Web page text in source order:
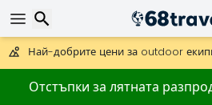
Получете безплатна доставка при
Предлага се и DHL Express за една
30 дни за връщане, 90 дни за
Най-добрите цени за outdoor
Отстъпки за лятната
Търсене